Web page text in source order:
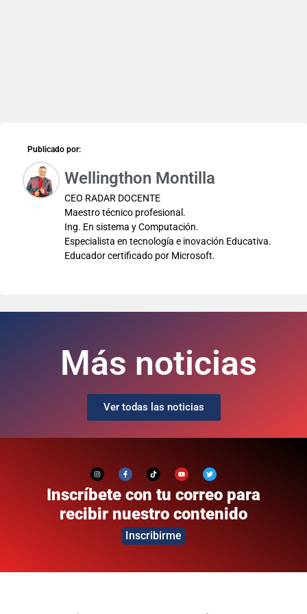
Publicado por:
Wellingthon Montilla
CEO RADAR DOCENTE
Maestro técnico profesional.
Ing. En sistema y Computación.
Especialista en tecnología e inovación Educativa.
Educador certificado por Microsoft.
Más noticias
Ver todas las noticias
Inscríbete con tu correo para
recibir nuestro contenido
Inscribirme